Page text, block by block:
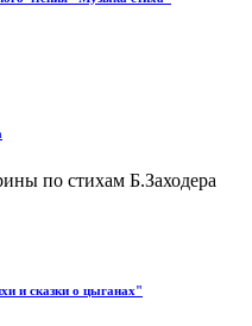
по стихам Б.Заходера
и сказки о цыганах"